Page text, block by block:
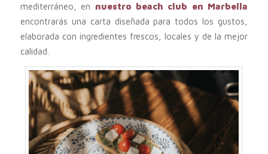
mediterráneo, en nuestro beach club en Marbella
encontrarás una carta diseñada para todos los gustos,
elaborada con ingredientes frescos, locales y de la mejor
calidad.